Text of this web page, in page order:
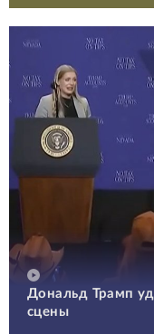
Дональд Трамп
сцены